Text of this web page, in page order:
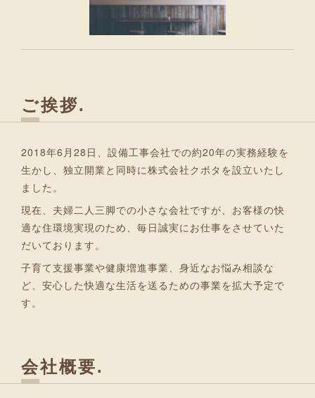
ご挨拶
2018年6月28日、設備工事会社での約20年の実務経験を
生かし、独立開業と同時に株式会社クボタを設立いたし
ました。
現在、夫婦二人三脚での小さな会社ですが、お客様の快
適な住環境実現のため、毎日誠実にお仕事をさせていた
だいております。
子育て支援事業や健康増進事業、身近なお悩み相談な
ど、安心した快適な生活を送るための事業を拡大予定で
す。
会社概要